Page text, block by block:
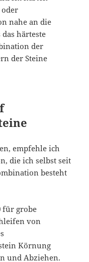
nahe an die
härteste
der
der Steine
empfehle ich
die ich selbst seit
besteht
für grobe
von
Körnung
und Abziehen.